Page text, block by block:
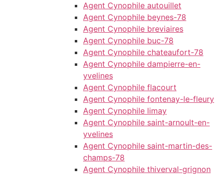
Agent Cynophile autouillet
Agent Cynophile beynes-78
Agent Cynophile breviaires
Agent Cynophile buc-78
Agent Cynophile chateaufort-78
Agent Cynophile dampierre-en-
yvelines
Agent Cynophile flacourt
Agent Cynophile fontenay-le-fleury
Agent Cynophile limay
Agent Cynophile saint-arnoult-en-
yvelines
Agent Cynophile saint-martin-des-
champs-78
Agent Cynophile thiverval-grignon